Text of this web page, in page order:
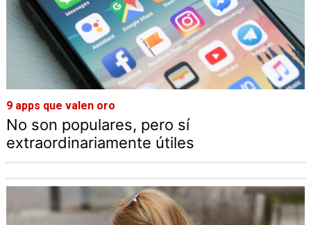
9 apps que valen oro
No son populares, pero sí
extraordinariamente útiles